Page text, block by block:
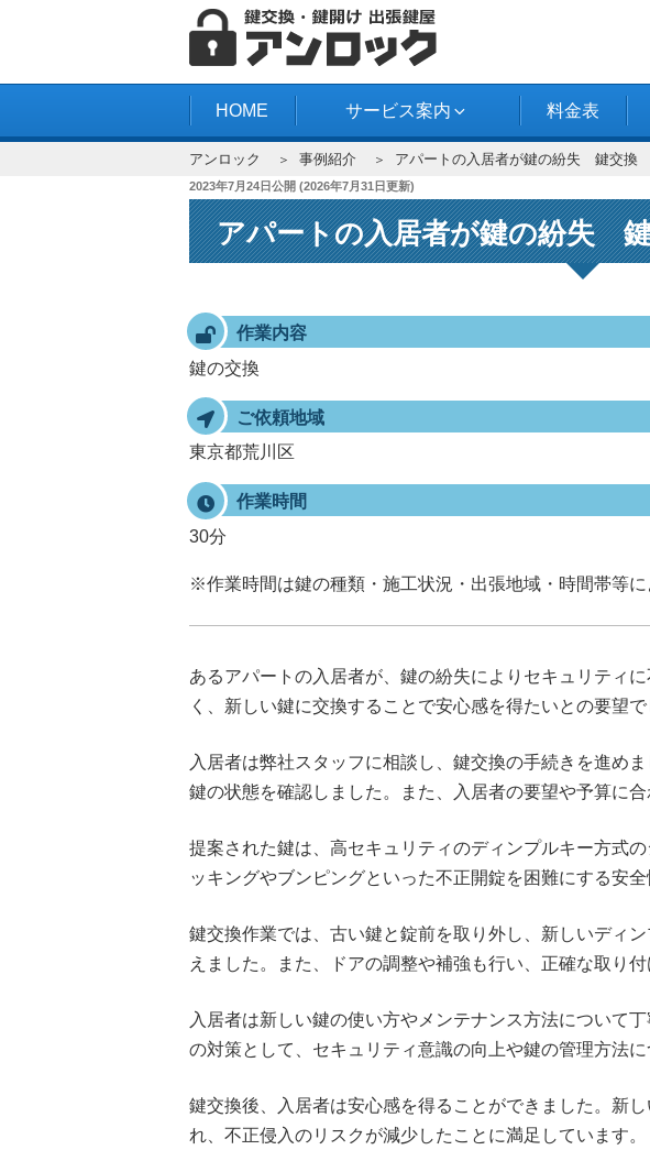
ツ
アンロック
HOME サービス案内 料金表
アンロック 事例紹介 アパートの入居者が鍵の紛失 鍵交換
投
稿
日:
2023年7月24日公開 (2026年7月31日更新)
アパートの入居者が鍵の紛失
作業内容
鍵の交換
ご依頼地域
東京都荒川区
作業時間
30分
※作業時間は鍵の種類・施工状況・出張地域・時間帯等に
あるアパートの入居者が、鍵の紛失によりセキュリティ
く、新しい鍵に交換することで安心感を得たいとの要望で
入居者は弊社スタッフに相談し、鍵交換の手続きを進め
鍵の状態を確認しました。また、入居者の要望や予算に合
提案された鍵は、高セキュリティのディンプルキー方式
ッキングやブンピングといった不正開錠を困難にする安全
鍵交換作業では、古い鍵と錠前を取り外し、新しいディ
えました。また、ドアの調整や補強も行い、正確な取り
入居者は新しい鍵の使い方やメンテナンス方法について
の対策として、セキュリティ意識の向上や鍵の管理方法
鍵交換後、入居者は安心感を得ることができました。新
れ、不正侵入のリスクが減少したことに満足しています。